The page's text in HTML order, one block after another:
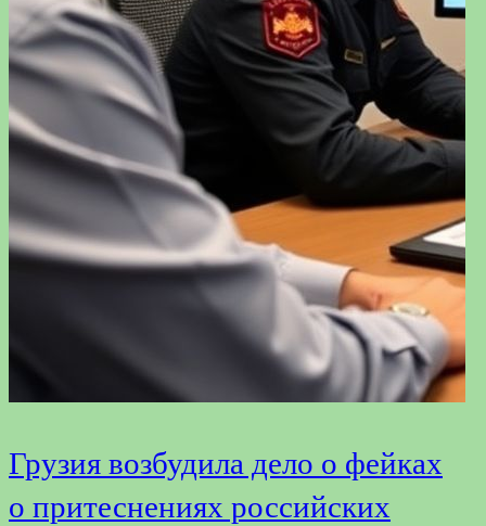
Грузия возбудила дело о фейках
о притеснениях российских